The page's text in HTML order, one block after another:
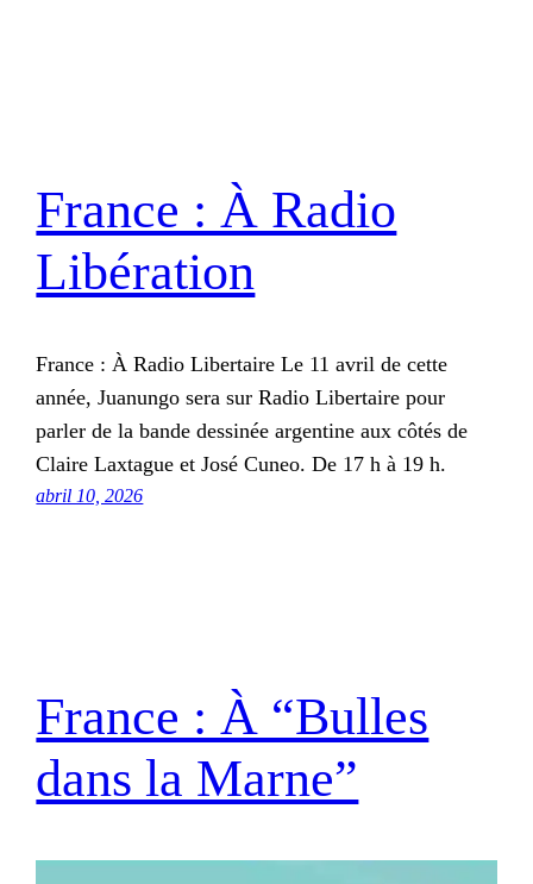
France : À Radio
Libération
France : À Radio Libertaire Le 11 avril de cette
année, Juanungo sera sur Radio Libertaire pour
parler de la bande dessinée argentine aux côtés de
Claire Laxtague et José Cuneo. De 17 h à 19 h.
abril 10, 2026
France : À “Bulles
dans la Marne”